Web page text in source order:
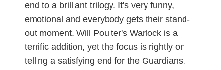
end to a brilliant trilogy. It's very funny,
emotional and everybody gets their stand-
out moment. Will Poulter's Warlock is a
terrific addition, yet the focus is rightly on
telling a satisfying end for the Guardians.